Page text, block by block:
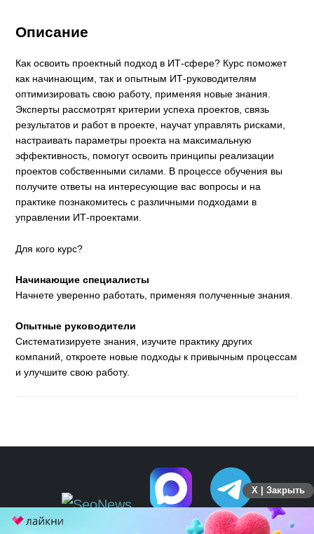
Описание
Как освоить проектный подход в ИТ-сфере? Курс поможет
как начинающим, так и опытным ИТ-руководителям
оптимизировать свою работу, применяя новые знания.
Эксперты рассмотрят критерии успеха проектов, связь
результатов и работ в проекте, научат управлять рисками,
настраивать параметры проекта на максимальную
эффективность, помогут освоить принципы реализации
проектов собственными силами. В процессе обучения вы
получите ответы на интересующие вас вопросы и на
практике познакомитесь с различными подходами в
управлении ИТ-проектами.
Для кого курс?
Начинающие специалисты
Начнете уверенно работать, применяя полученные знания.
Опытные руководители
Систематизируете знания, изучите практику других
компаний, откроете новые подходы к привычным процессам
и улучшите свою работу.
X | Закрыть
ПЕРЕЙТИ НА ПОЛНУЮ ВЕРСИЮ